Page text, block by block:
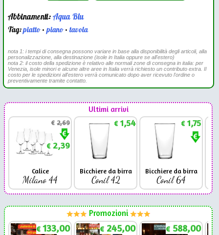
Abbinamenti:Aqua Blu
Tag:piatto•piano•tavola
nota 1: i tempi di consegna possono variare in base alla disponibilità degli articoli, alla
personalizzazione, alla destinazione (isole in Italia oppure se all'estero)
nota 2: il costo della spedizione è relativo alle normali zone di consegna in italia: per
Venezia, isole minori e alcune altre aree in Italia verrà richiesto un contributo extra. Il
costo per le spedizioni all'estero verrà comunicato dopo aver ricevuto l'ordine o
preventivamente tramite contatto.
Ultimi arrivi
€2,69
€2,39
Calice
Milano 44
€1,54
Bicchiere da birra
Conil 42
€1,75
Bicchiere da birra
Conil 64
Promozioni
€ 133,00 € 245,00 € 588,00